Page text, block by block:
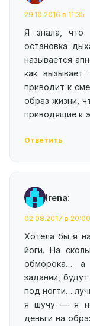
29.10.2016 в 11:35
Я знала, что
остановка
называется
как
приводит к
образ жизни,
приводящие к
Ответить
Irena:
02.08.2017 в 20:00
Хотела бы я
йоги. На
обморока… а
задании,
под ногти…
я шучу — я не
деньги на